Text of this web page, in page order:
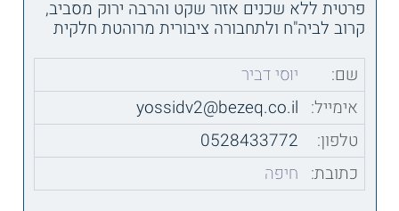
פרטית ללא שכנים אזור שקט והרבה ירוק מסביב,
קרוב לביה"ח ולתחבורה ציבורית מרוהטת חלקית
שם:
יוסי דביר
אימייל: yossidv2@bezeq.co.il
טלפון:
0528433772
כתובת: חיפה